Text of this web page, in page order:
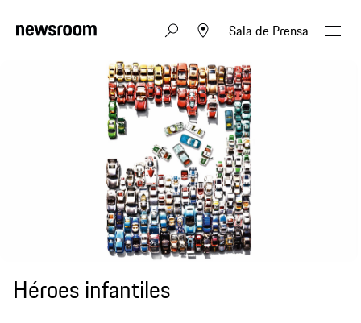
Sala de Prensa
Héroes infantiles